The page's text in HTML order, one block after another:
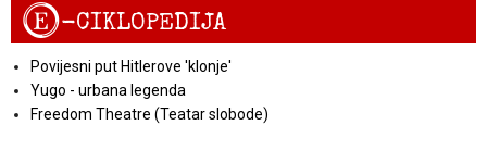
E-CIKLOPEDIJA
Povijesni put Hitlerove 'klonje'
Yugo - urbana legenda
Freedom Theatre (Teatar slobode)